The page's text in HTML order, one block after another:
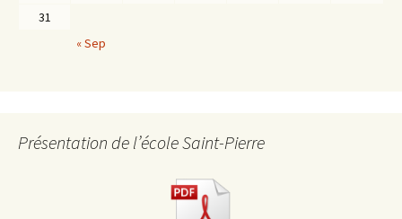
31
« Sep
Présentation de l’école Saint-Pierre